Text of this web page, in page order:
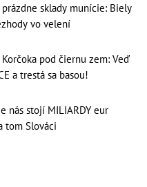
sklady munície: Biely
vo velení
pod čiernu zem: Veď
a trestá sa basou!
nás stojí MILIARDY eur
tom Slováci